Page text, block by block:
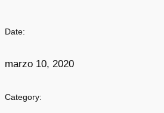
Date:
marzo 10, 2020
Category: